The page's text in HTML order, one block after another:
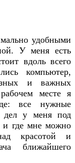
удобными
У меня есть
вдоль всего
компьютер,
и важных
месте я
все нужные
дел у меня под
где мне можно
красотой и
ближайшего